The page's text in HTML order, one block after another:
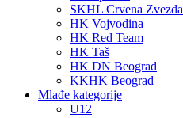
SKHL Crvena Zvezda
HK Vojvodina
HK Red Team
HK Taš
HK DN Beograd
KKHK Beograd
Mlađe kategorije
U12